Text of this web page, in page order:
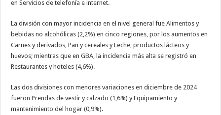
en Servicios de telefonía e internet.
La división con mayor incidencia en el nivel general fue Alimentos y
bebidas no alcohólicas (2,2%) en cinco regiones, por los aumentos en
Carnes y derivados, Pan y cereales y Leche, productos lácteos y
huevos; mientras que en GBA, la incidencia más alta se registró en
Restaurantes y hoteles (4,6%).
Las dos divisiones con menores variaciones en diciembre de 2024
fueron Prendas de vestir y calzado (1,6%) y Equipamiento y
mantenimiento del hogar (0,9%).